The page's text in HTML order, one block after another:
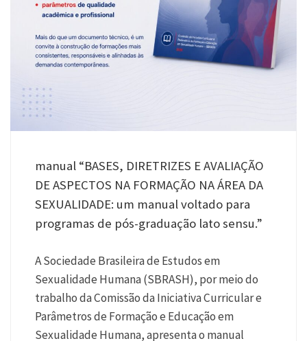
manual “BASES, DIRETRIZES E AVALIAÇÃO
DE ASPECTOS NA FORMAÇÃO NA ÁREA DA
SEXUALIDADE: um manual voltado para
programas de pós-graduação lato sensu.”
A Sociedade Brasileira de Estudos em
Sexualidade Humana (SBRASH), por meio do
trabalho da Comissão da Iniciativa Curricular e
Parâmetros de Formação e Educação em
Sexualidade Humana, apresenta o manual